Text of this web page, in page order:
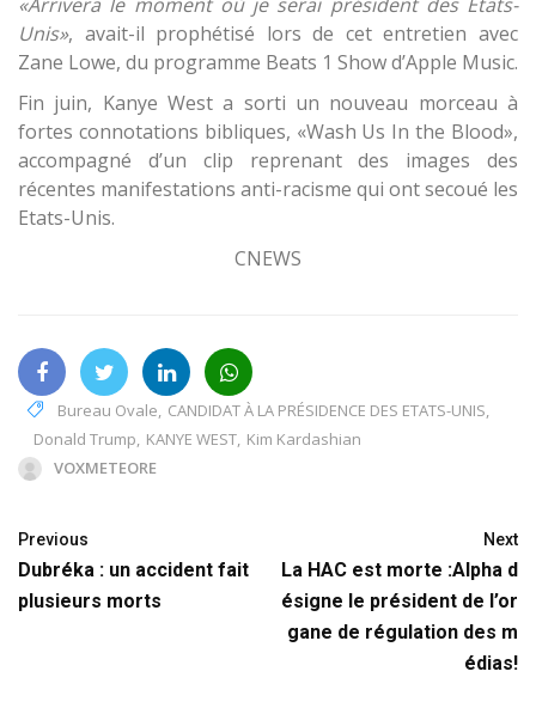
Unis», avait-il prophétisé lors de cet entretien avec
Zane Lowe, du programme Beats 1 Show d’Apple Music.
Fin juin, Kanye West a sorti un nouveau morceau à
fortes connotations bibliques, «Wash Us In the Blood»,
accompagné d’un clip reprenant des images des
récentes manifestations anti-racisme qui ont secoué les
Etats-Unis.
CNEWS
Bureau Ovale, CANDIDAT À LA PRÉSIDENCE DES ETATS-UNIS,
Donald Trump, KANYE WEST, Kim Kardashian
VOXMETEORE
Previous
Dubréka : un accident fait
plusieurs morts
Next
La HAC est morte :Alpha d
ésigne le président de l’or
gane de régulation des m
édias!